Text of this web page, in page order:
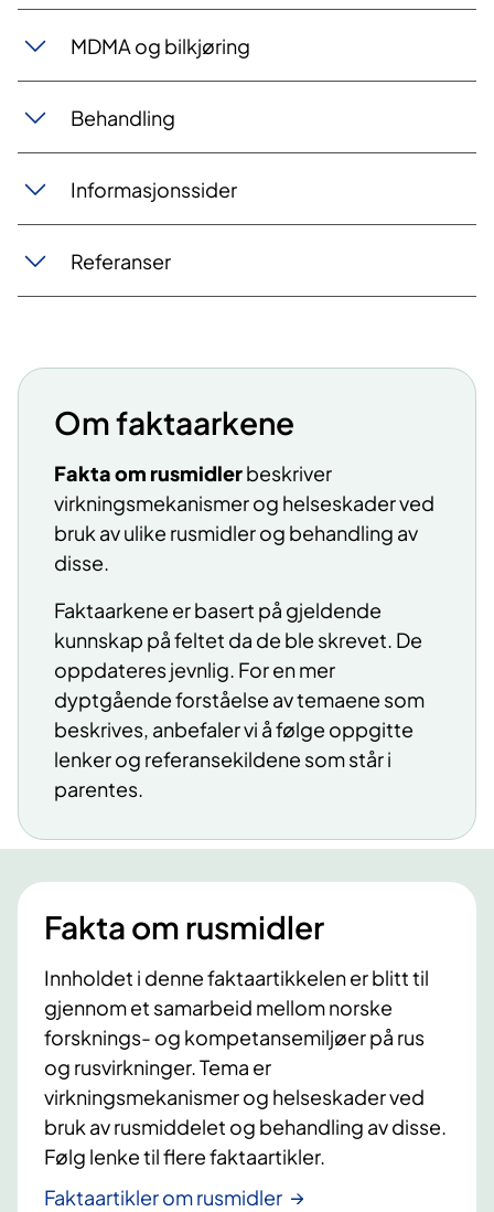
MDMA og bilkjøring
Behandling
Informasjonssider
Referanser
Om faktaarkene
Fakta om rusmidlerbeskriver
virkningsmekanismer og helseskader ved
bruk av ulike rusmidler og behandling av
disse.
Faktaarkene er basert på gjeldende
kunnskap på feltet da de ble skrevet. De
oppdateres jevnlig. For en mer
dyptgående forståelse av temaene som
beskrives, anbefaler vi å følge oppgitte
lenker og referansekildene som står i
parentes.​
Fakta om rusmidler
Innholdet i denne faktaartikkelen er blitt til
gjennom et samarbeid mellom norske
forsknings- og kompetansemiljøer på rus
og rusvirkninger. Tema er
virkningsmekanismer og helseskader ved
bruk av rusmiddelet og behandling av disse.
Følg lenke til flere faktaartikler.
Faktaartikler om rusmidler